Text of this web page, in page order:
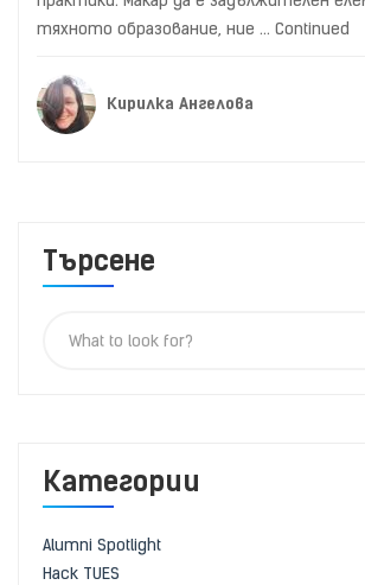
тяхното образование, ние … Continued
Кирилка Ангелова
Търсене
Категории
Alumni Spotlight
Hack TUES